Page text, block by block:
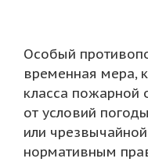
Особый
временная мера,
класса пожарной
от условий
или
нормативным